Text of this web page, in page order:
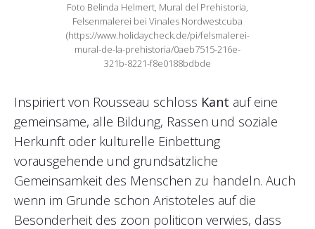
Foto Belinda Helmert, Mural del Prehistoria,
Felsenmalerei bei Vinales Nordwestcuba
(https://www.holidaycheck.de/pi/felsmalerei-
mural-de-la-prehistoria/0aeb7515-216e-
321b-8221-f8e0188bdbde
Inspiriert von Rousseau schloss Kant auf eine
gemeinsame, alle Bildung, Rassen und soziale
Herkunft oder kulturelle Einbettung
vorausgehende und grundsätzliche
Gemeinsamkeit des Menschen zu handeln. Auch
wenn im Grunde schon Aristoteles auf die
Besonderheit des zoon politicon verwies, dass